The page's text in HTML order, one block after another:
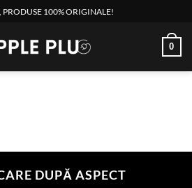
PRODUSE 100% ORIGINALE!
0
DUPĂ ASPECT